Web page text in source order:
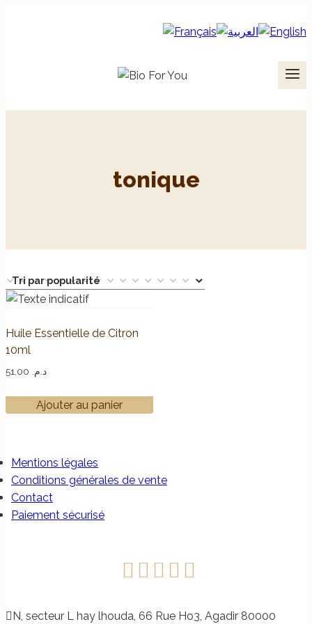
tonique
Huile Essentielle de Citron
10ml
د.م.
Ajouter au panier
Mentions légales
Conditions générales de vente
Contact
Paiement sécurisé
N, secteur L hay lhouda, 66 Rue Ho3, Agadir 80000